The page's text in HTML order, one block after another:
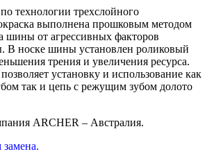
технологии трехслойного
выполнена прошковым методом
шины от агрессивных факторов
В носке шины установлен роликовый
трения и увеличения ресурса.
установку и использование как
так и цепь с режущим зубом долото
ARCHER – Австралия.